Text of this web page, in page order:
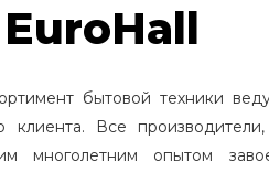
бытовой техники
клиента. Все
многолетним опытом